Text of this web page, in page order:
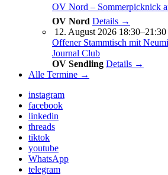
OV Nord – Sommerpicknick
OV Nord Details →
12. August 2026 18:30–21:30
Offener Stammtisch mit
Journal Club
OV Sendling Details →
Alle Termine →
instagram
facebook
linkedin
threads
tiktok
youtube
WhatsApp
telegram